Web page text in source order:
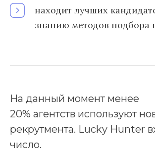
находит лучших
знанию методов подбора
На данный момент менее
20% агентств используют
рекрутмента. Lucky Hunter
число.